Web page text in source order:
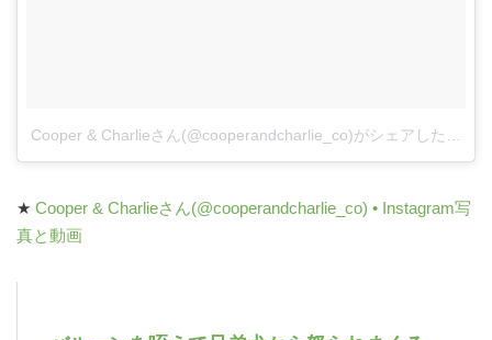
Cooper & Charlieさん(@cooperandcharlie_co)がシェアした投稿
★ Cooper & Charlieさん(@cooperandcharlie_co) • Instagram写
真と動画